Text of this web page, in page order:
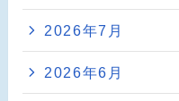
2026年7月
2026年6月